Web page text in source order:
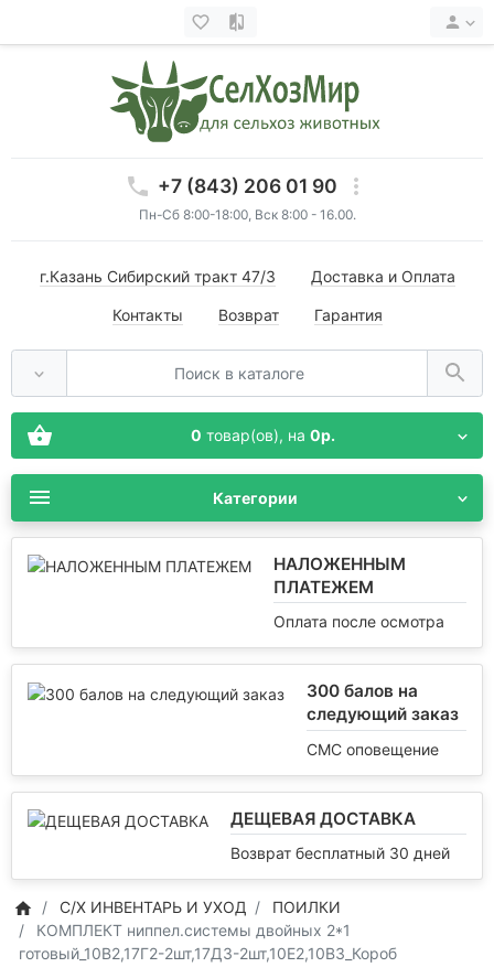
+7 (843) 206 01 90
Пн-Сб 8:00-18:00, Вск 8:00 - 16.00.
г.Казань Сибирский тракт 47/3 Доставка и Оплата
Контакты Возврат Гарантия
0 товар(ов), на 0р.
Категории
НАЛОЖЕННЫМ
ПЛАТЕЖЕМ
Оплата после осмотра
300 балов на
следующий заказ
СМС оповещение
ДЕЩЕВАЯ ДОСТАВКА
Возврат бесплатный 30 дней
С/Х ИНВЕНТАРЬ И УХОД
ПОИЛКИ
КОМПЛЕКТ ниппел.системы двойных 2*1
готовый_10В2,17Г2-2шт,17Д3-2шт,10Е2,10В3_Короб